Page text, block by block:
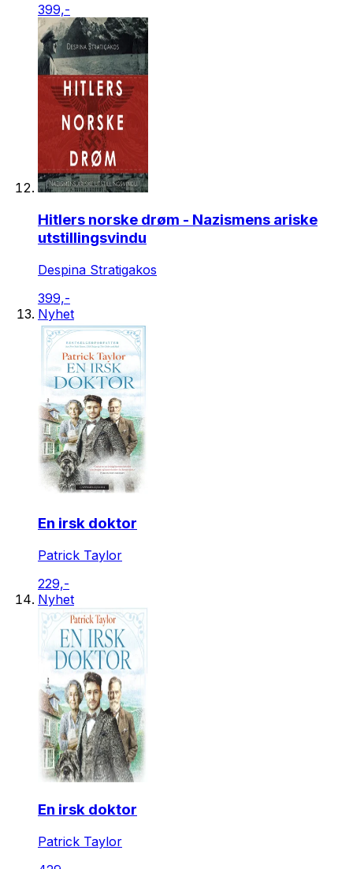
399,-
Hitlers norske drøm - Nazismens ariske
utstillingsvindu
Despina Stratigakos
399,-
Nyhet
En irsk doktor
Patrick Taylor
229,-
Nyhet
En irsk doktor
Patrick Taylor